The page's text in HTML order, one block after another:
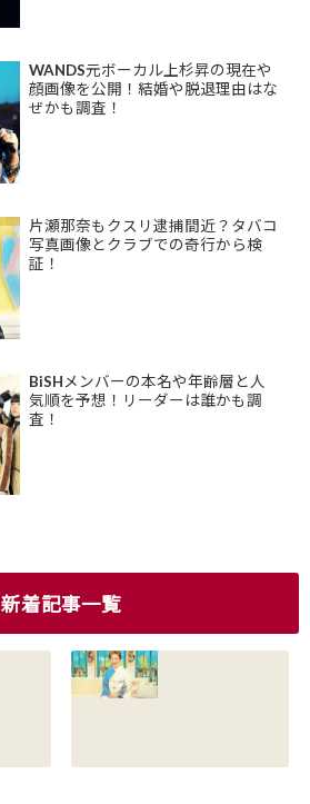
WANDS元ボーカル上杉昇の現在や
顔画像を公開！結婚や脱退理由はな
ぜかも調査！
片瀬那奈もクスリ逮捕間近？タバコ
写真画像とクラブでの奇行から検
証！
BiSHメンバーの本名や年齢層と人
気順を予想！リーダーは誰かも調
査！
新着記事一覧